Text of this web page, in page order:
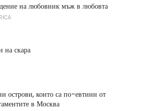
на любовник мъж в любовта
на скара
острови, които са по-евтини от
в Москва